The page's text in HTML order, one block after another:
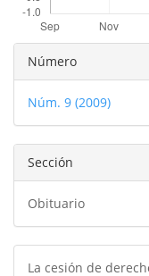
Detalles
del
artículo
Número
Núm. 9 (2009)
Sección
Obituario
La cesión de